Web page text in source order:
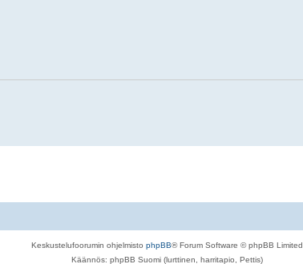
Keskustelufoorumin ohjelmisto phpBB® Forum Software © phpBB Limited
Käännös: phpBB Suomi (lurttinen, harritapio, Pettis)